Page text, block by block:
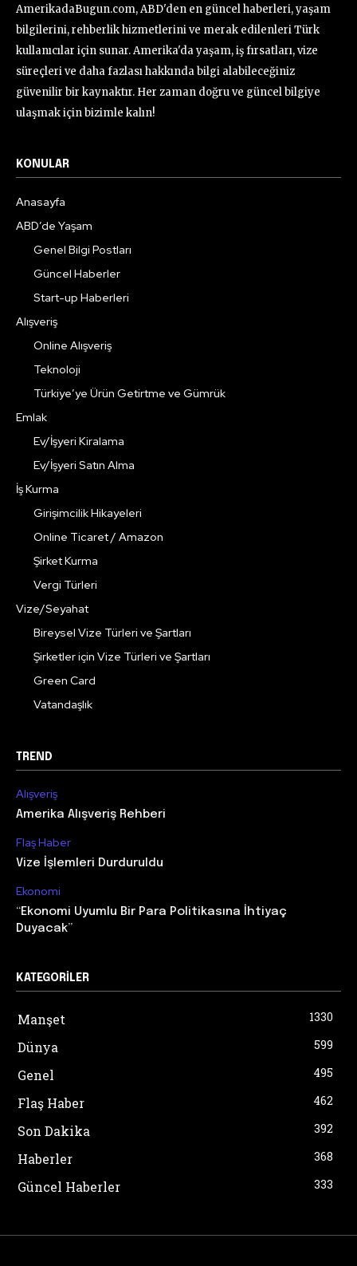
AmerikadaBugun.com, ABD'den en güncel haberleri, yaşam
bilgilerini, rehberlik hizmetlerini ve merak edilenleri Türk
kullanıcılar için sunar. Amerika'da yaşam, iş fırsatları, vize
süreçleri ve daha fazlası hakkında bilgi alabileceğiniz
güvenilir bir kaynaktır. Her zaman doğru ve güncel bilgiye
ulaşmak için bizimle kalın!
KONULAR
Anasayfa
ABD’de Yaşam
Genel Bilgi Postları
Güncel Haberler
Start-up Haberleri
Alışveriş
Online Alışveriş
Teknoloji
Türkiye’ye Ürün Getirtme ve Gümrük
Emlak
Ev/İşyeri Kiralama
Ev/İşyeri Satın Alma
İş Kurma
Girişimcilik Hikayeleri
Online Ticaret / Amazon
Şirket Kurma
Vergi Türleri
Vize/Seyahat
Bireysel Vize Türleri ve Şartları
Şirketler için Vize Türleri ve Şartları
Green Card
Vatandaşlık
TREND
Alışveriş
Amerika Alışveriş Rehberi
Flaş Haber
Vize İşlemleri Durduruldu
Ekonomi
“Ekonomi Uyumlu Bir Para Politikasına İhtiyaç
Duyacak”
KATEGORILER
Manşet 1330
Dünya 599
Genel 495
Flaş Haber 462
Son Dakika 392
Haberler 368
Güncel Haberler 333